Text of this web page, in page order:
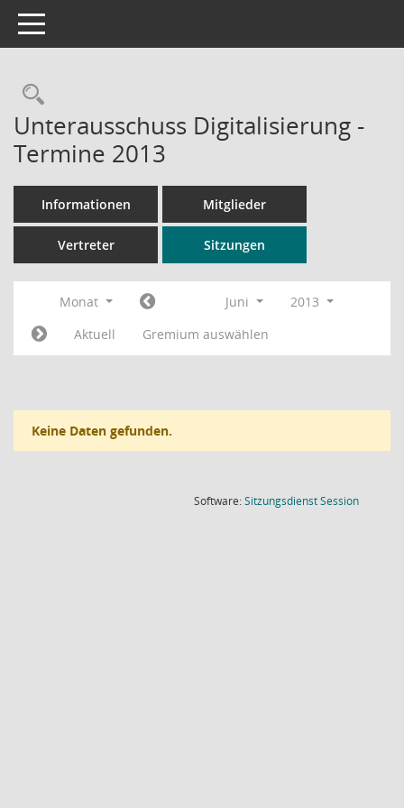
Toggle navigation
Rechercheauswahl
Unterausschuss Digitalisierung -
Termine 2013
Informationen Mitglieder
Vertreter Sitzungen
Monat Juni
2013
Aktuell
Gremium auswählen
Keine Daten gefunden.
Software:SitzungsdienstSession(Wird in